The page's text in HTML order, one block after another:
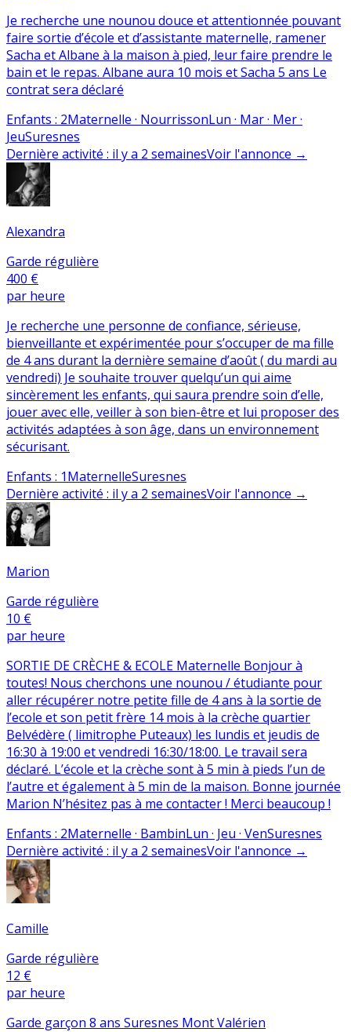
Je recherche une nounou douce et attentionnée pouvant
faire sortie d’école et d’assistante maternelle, ramener
Sacha et Albane à la maison à pied, leur faire prendre le
bain et le repas. Albane aura 10 mois et Sacha 5 ans Le
contrat sera déclaré
Enfants : 2Maternelle · NourrissonLun · Mar · Mer ·
JeuSuresnes
Dernière activité : il y a 2 semainesVoir l'annonce →
Alexandra
Garde régulière
400 €
par heure
Je recherche une personne de confiance, sérieuse,
bienveillante et expérimentée pour s’occuper de ma fille
de 4 ans durant la dernière semaine d’août ( du mardi au
vendredi) Je souhaite trouver quelqu’un qui aime
sincèrement les enfants, qui saura prendre soin d’elle,
jouer avec elle, veiller à son bien-être et lui proposer des
activités adaptées à son âge, dans un environnement
sécurisant.
Enfants : 1MaternelleSuresnes
Dernière activité : il y a 2 semainesVoir l'annonce →
Marion
Garde régulière
10 €
par heure
SORTIE DE CRÈCHE & ECOLE Maternelle Bonjour à
toutes! Nous cherchons une nounou / étudiante pour
aller récupérer notre petite fille de 4 ans à la sortie de
l’ecole et son petit frère 14 mois à la crèche quartier
Belvédère ( limitrophe Puteaux) les lundis et jeudis de
16:30 à 19:00 et vendredi 16:30/18:00. Le travail sera
déclaré. L’école et la crèche sont à 5 min à pieds l’un de
l’autre et également à 5 min de la maison. Bonne journée
Marion N’hésitez pas à me contacter ! Merci beaucoup !
Enfants : 2Maternelle · BambinLun · Jeu · VenSuresnes
Dernière activité : il y a 2 semainesVoir l'annonce →
Camille
Garde régulière
12 €
par heure
Garde garçon 8 ans Suresnes Mont Valérien